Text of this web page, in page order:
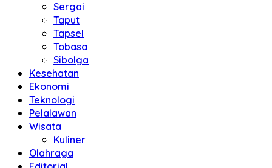
Sergai
Taput
Tapsel
Tobasa
Sibolga
Kesehatan
Ekonomi
Teknologi
Pelalawan
Wisata
Kuliner
Olahraga